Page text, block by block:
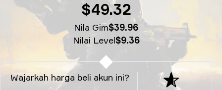
$49.32
Nila Gim$39.96
Nilai Level$9.36
Wajarkah harga beli akun ini?